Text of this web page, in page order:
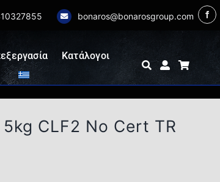
bonaros@bonarosgroup.com
Κατάλογοι
CLF2 No Cert TR